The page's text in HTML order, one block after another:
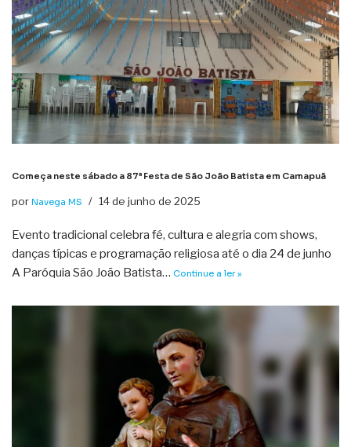
Começa neste sábado a 87ª Festa de São João Batista em Camapuã
por Navega MS 14 de junho de 2025
Evento tradicional celebra fé, cultura e alegria com shows,
danças típicas e programação religiosa até o dia 24 de junho
A Paróquia São João Batista… Continue a ler »